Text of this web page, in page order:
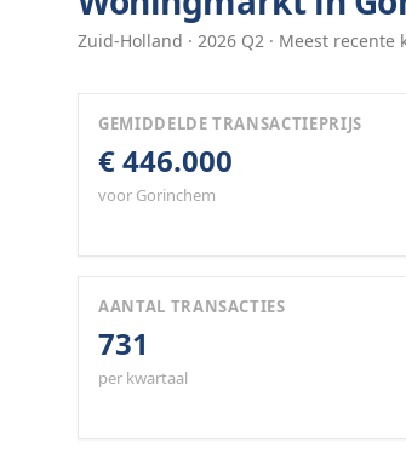
Zuid-Holland · 2026 Q2 · Meest recente
GEMIDDELDE TRANSACTIEPRIJS
€ 446.000
voor Gorinchem
AANTAL TRANSACTIES
731
per kwartaal